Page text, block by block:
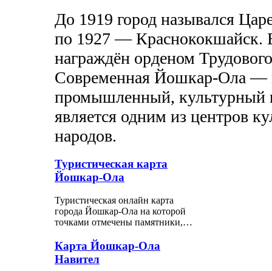
До 1919 город назывался
по 1927 — Краснококшайск.
награждён орденом
Современная Йошкар-Ола —
промышленный, культурный
является одним из центров
народов.
Туристическая карта
Йошкар-Ола
Туристическая онлайн карта
города Йошкар-Ола на которой
точками отмечены памятники,…
Карта Йошкар-Ола
Навител